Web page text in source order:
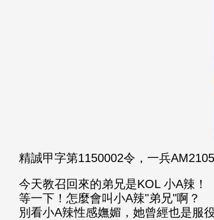
精誠甲字第1150002令，一兵
今天教召回來的弟兄是KOL 小A辣！
等一下！怎麼會叫小A辣"弟兄"啊？
別看小A辣性感嫵媚，她曾經也是服